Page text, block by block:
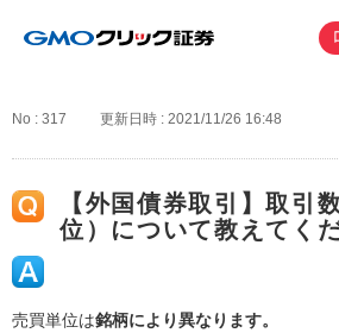
No : 317 更新日時 : 2021/11/26 16:48
【外国債券取引】取引
位）について教えてくだ
売買単位は銘柄により異なります。